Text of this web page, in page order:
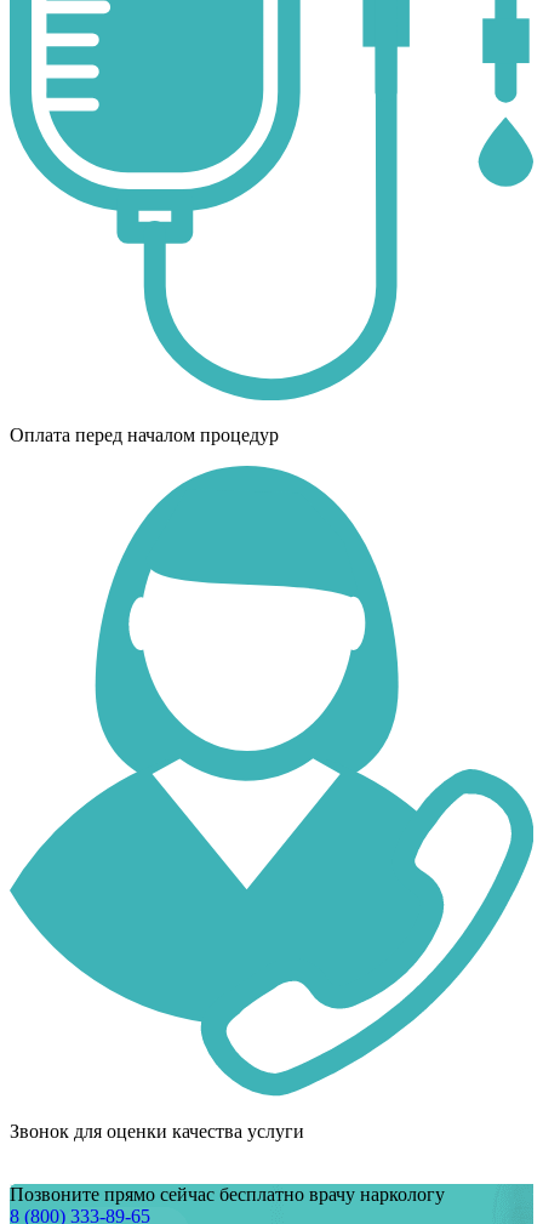
Оплата перед началом процедур
Звонок для оценки качества услуги
Позвоните прямо сейчас бесплатно врачу наркологу
8 (800) 333-89-65